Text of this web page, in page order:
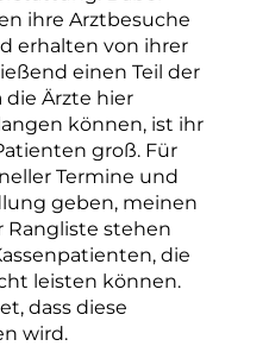
ihre Arztbesuche
erhalten von ihrer
einen Teil der
die Ärzte hier
können, ist ihr
groß. Für
Termine und
geben, meinen
Rangliste stehen
die
leisten können.
dass diese
wird.